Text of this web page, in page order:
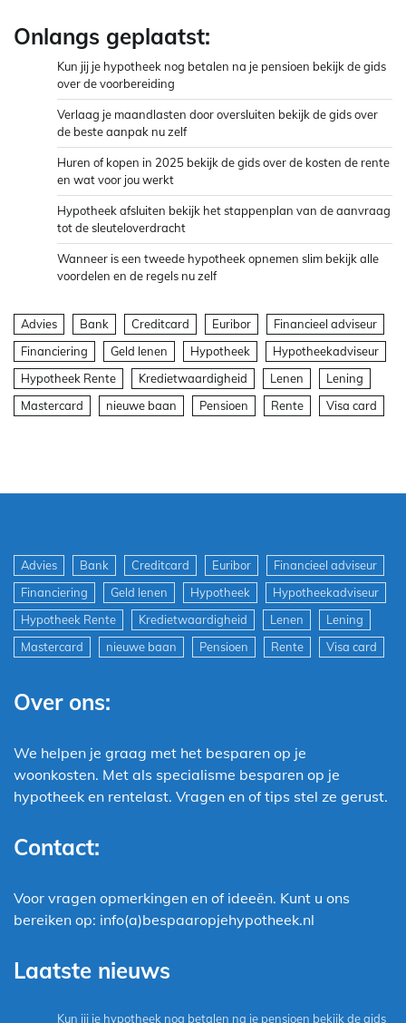
Onlangs geplaatst:
Kun jij je hypotheek nog betalen na je pensioen bekijk de gids
over de voorbereiding
Verlaag je maandlasten door oversluiten bekijk de gids over
de beste aanpak nu zelf
Huren of kopen in 2025 bekijk de gids over de kosten de rente
en wat voor jou werkt
Hypotheek afsluiten bekijk het stappenplan van de aanvraag
tot de sleuteloverdracht
Wanneer is een tweede hypotheek opnemen slim bekijk alle
voordelen en de regels nu zelf
Advies Bank Creditcard Euribor
Financieel adviseur
Financiering
Geld lenen Hypotheek
Hypotheekadviseur
Hypotheek Rente
Kredietwaardigheid Lenen
Lening
Mastercard
nieuwe baan Pensioen Rente Visa card
Advies Bank Creditcard Euribor
Financieel adviseur
Financiering
Geld lenen Hypotheek
Hypotheekadviseur
Hypotheek Rente
Kredietwaardigheid Lenen
Lening
Mastercard
nieuwe baan Pensioen Rente Visa card
Over ons:
We helpen je graag met het besparen op je
woonkosten. Met als specialisme besparen op je
hypotheek en rentelast. Vragen en of tips stel ze gerust.
Contact:
Voor vragen opmerkingen en of ideeën. Kunt u ons
bereiken op: info(a)bespaaropjehypotheek.nl
Laatste nieuws
Kun jij je hypotheek nog betalen na je pensioen bekijk de gids